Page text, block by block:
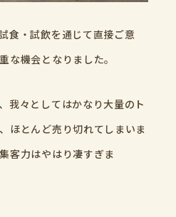
食・試飲を通じて直接ご意
な機会となりました。
我々としてはかなり大量のト
ほとんど売り切れてしまいま
客力はやはり凄すぎま